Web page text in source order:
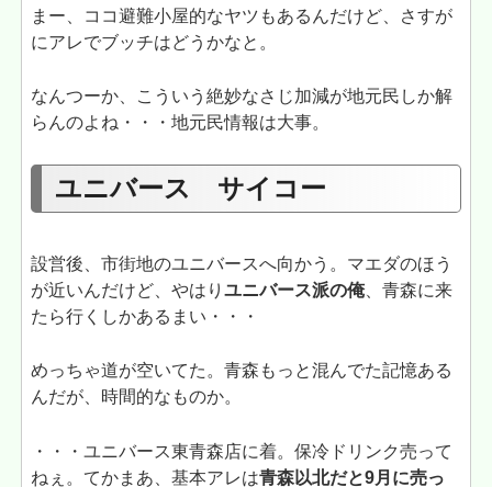
まー、ココ避難小屋的なヤツもあるんだけど、さすが
にアレでブッチはどうかなと。
なんつーか、こういう絶妙なさじ加減が地元民しか解
らんのよね・・・地元民情報は大事。
ユニバース サイコー
設営後、市街地のユニバースへ向かう。マエダのほう
が近いんだけど、やはりユニバース派の俺、青森に来
たら行くしかあるまい・・・
めっちゃ道が空いてた。青森もっと混んでた記憶ある
んだが、時間的なものか。
・・・ユニバース東青森店に着。保冷ドリンク売って
ねぇ。てかまあ、基本アレは青森以北だと9月に売っ